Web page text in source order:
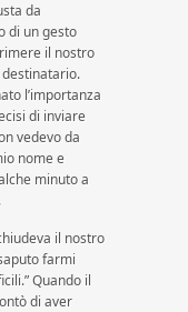
da
di un gesto
il nostro
l’importanza
di inviare
vedevo da
nome e
minuto a
il nostro
farmi
Quando il
di aver